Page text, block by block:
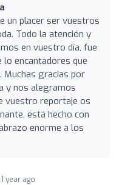
un placer ser vuestros
Todo la atención y
en vuestro día, fue
encantadores que
Muchas gracias por
y nos alegramos
vuestro reportaje os
está hecho con
enorme a los
1 year ago